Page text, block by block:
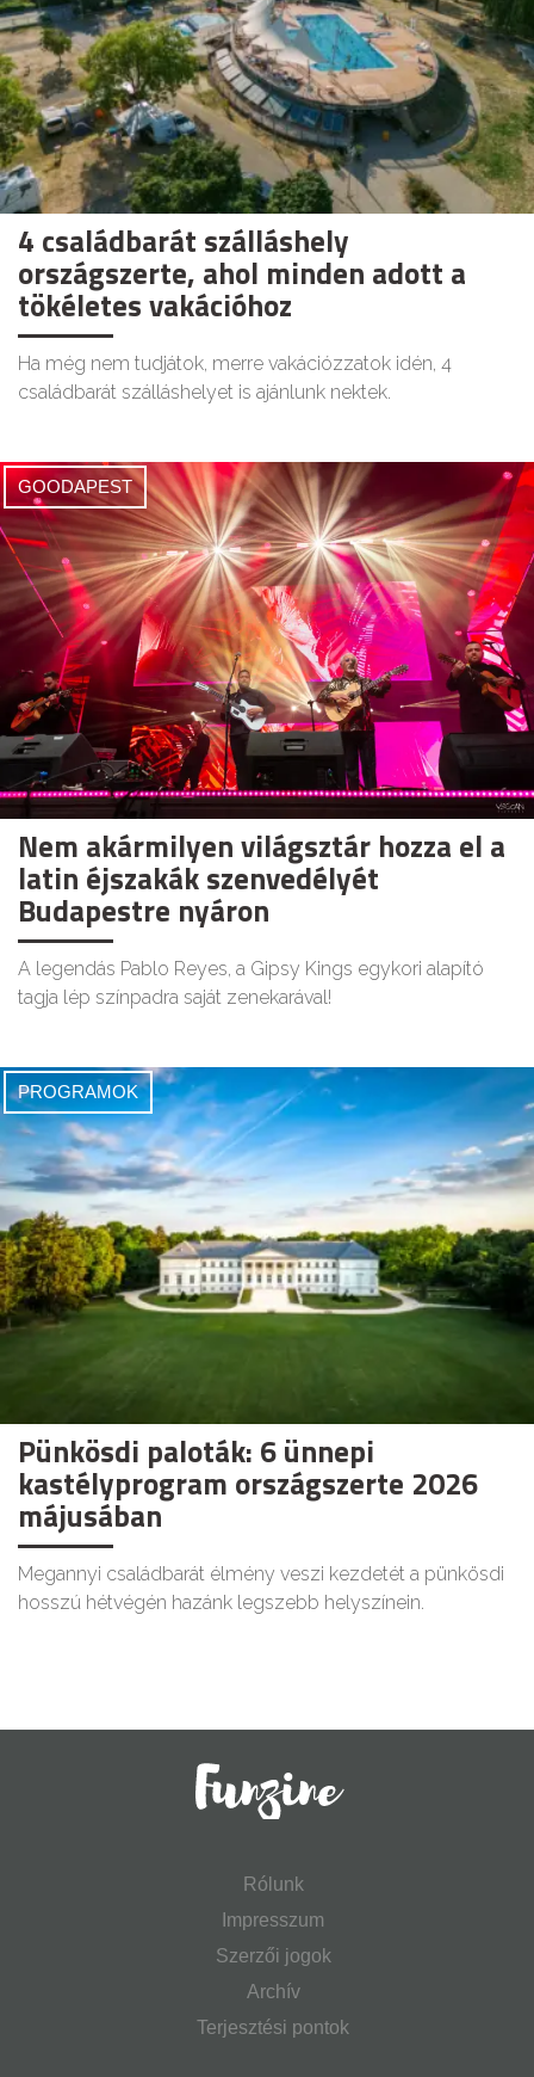
4 családbarát szálláshely
országszerte, ahol minden adott a
tökéletes vakációhoz
Ha még nem tudjátok, merre vakációzzatok idén, 4
családbarát szálláshelyet is ajánlunk nektek.
GOODAPEST
Nem akármilyen világsztár hozza el a
latin éjszakák szenvedélyét
Budapestre nyáron
A legendás Pablo Reyes, a Gipsy Kings egykori alapító
tagja lép színpadra saját zenekarával!
PROGRAMOK
Pünkösdi paloták: 6 ünnepi
kastélyprogram országszerte 2026
májusában
Megannyi családbarát élmény veszi kezdetét a pünkösdi
hosszú hétvégén hazánk legszebb helyszínein.
Rólunk
Impresszum
Szerzői jogok
Archív
Terjesztési pontok